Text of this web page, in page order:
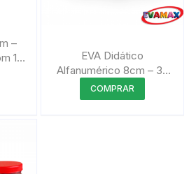
–
10
EVA Didático
Alfanumérico 8cm – 36
peças
COMPRAR
produto